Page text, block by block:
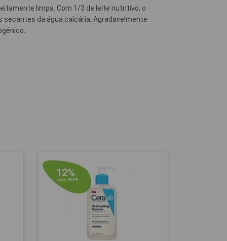
limpa. Com 1/3 de leite nutritivo, o
da água calcária. Agradavelmente
12%
sobre P.V.P.R